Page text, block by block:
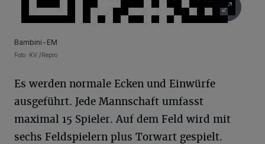
Bambini-EM
Foto: KV./Repro
Es werden normale Ecken und Einwürfe
ausgeführt. Jede Mannschaft umfasst
maximal 15 Spieler. Auf dem Feld wird mit
sechs Feldspielern plus Torwart gespielt.